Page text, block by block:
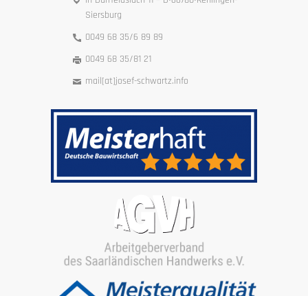
Siersburg
0049 68 35/6 89 89
0049 68 35/81 21
mail[at]josef-schwartz.info